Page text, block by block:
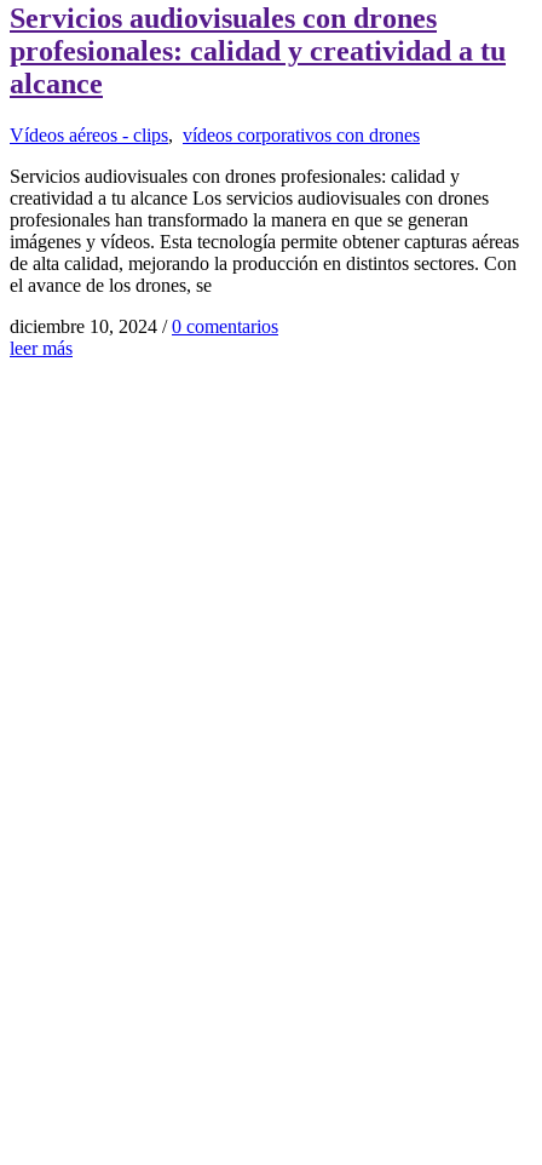
Servicios audiovisuales con drones
profesionales: calidad y creatividad a tu
alcance
Vídeos aéreos - clips, vídeos corporativos con drones
Servicios audiovisuales con drones profesionales: calidad y
creatividad a tu alcance Los servicios audiovisuales con drones
profesionales han transformado la manera en que se generan
imágenes y vídeos. Esta tecnología permite obtener capturas aéreas
de alta calidad, mejorando la producción en distintos sectores. Con
el avance de los drones, se
diciembre 10, 2024 / 0 comentarios
leer más